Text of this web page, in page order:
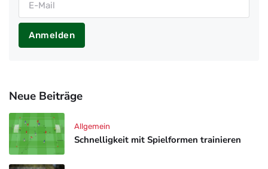
Anmelden
Neue Beiträge
Schnelligkeit mit Spielformen trainieren
Allgemein